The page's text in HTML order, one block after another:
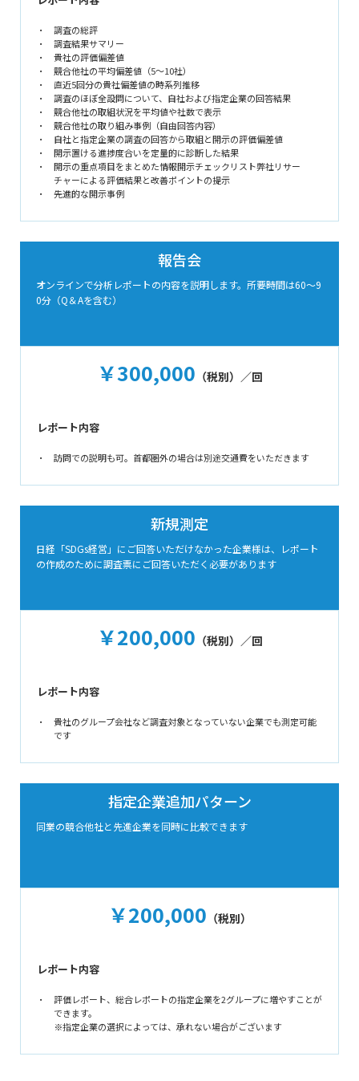
調査の総評
調査結果サマリー
貴社の評価偏差値
競合他社の平均偏差値（5～10社）
直近5回分の貴社偏差値の時系列推移
調査のほぼ全設問について、自社および指定企業の回答結果
競合他社の取組状況を平均値や社数で表示
競合他社の取り組み事例（自由回答内容）
自社と指定企業の調査の回答から取組と開示の評価偏差値
開示置ける進捗度合いを定量的に診断した結果
開示の重点項目をまとめた情報開示チェックリスト弊社リサー
チャーによる評価結果と改善ポイントの提示
先進的な開示事例
報告会
オンラインで分析レポートの内容を説明します。所要時間は60～9
0分（Q＆Aを含む）
￥300,000 （税別）／回
レポート内容
訪問での説明も可。首都圏外の場合は別途交通費をいただきます
新規測定
⽇経「SDGs経営」にご回答いただけなかった企業様は、レポート
の作成のために調査票にご回答いただく必要があります
￥200,000 （税別）／回
レポート内容
貴社のグループ会社など調査対象となっていない企業でも測定可能
です
指定企業追加パターン
同業の競合他社と先進企業を同時に比較できます
￥200,000 （税別）
レポート内容
評価レポート、総合レポートの指定企業を2グループに増やすことが
できます。
※指定企業の選択によっては、承れない場合がございます